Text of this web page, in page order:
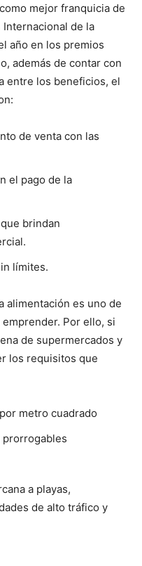
mejor franquicia de
Internacional de la
año en los premios
además de contar con
entre los beneficios, el
de venta con las
el pago de la
brindan
límites.
alimentación es uno de
Por ello, si
de supermercados y
los requisitos que
metro cuadrado
prorrogables
a playas,
de alto tráfico y